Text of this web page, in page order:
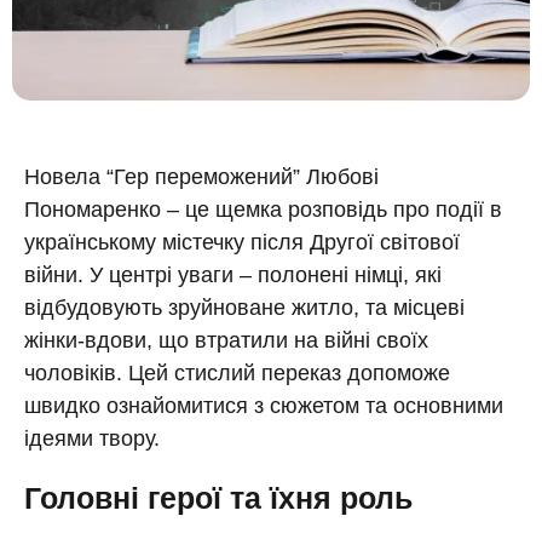
Новела “Гер переможений” Любові
Пономаренко – це щемка розповідь про події в
українському містечку після Другої світової
війни. У центрі уваги – полонені німці, які
відбудовують зруйноване житло, та місцеві
жінки-вдови, що втратили на війні своїх
чоловіків. Цей стислий переказ допоможе
швидко ознайомитися з сюжетом та основними
ідеями твору.
Головні герої та їхня роль